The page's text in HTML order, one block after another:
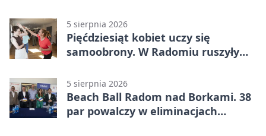
5 sierpnia 2026
Pięćdziesiąt kobiet uczy się
samoobrony. W Radomiu ruszyły
5 sierpnia 2026
Beach Ball Radom nad Borkami. 38
par powalczy w eliminacjach